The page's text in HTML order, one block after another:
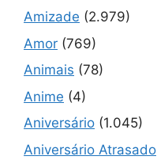
Amizade (2.979)
Amor (769)
Animais (78)
Anime (4)
Aniversário (1.045)
Aniversário Atrasado